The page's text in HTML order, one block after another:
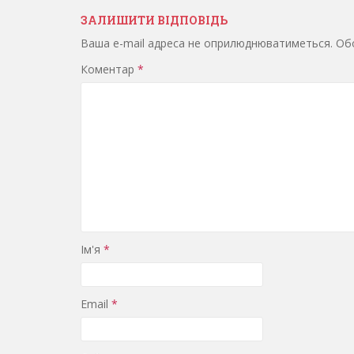
ЗАЛИШИТИ ВІДПОВІДЬ
Ваша e-mail адреса не оприлюднюватиметься.
Коментар *
Ім'я *
Email *